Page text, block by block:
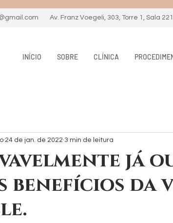
Av. Franz Voegeli, 303, Torre 1, Sala
INÍCIO SOBRE CLÍNICA
já
benefícios da
24 de jan. de 2022 3 min de leitura